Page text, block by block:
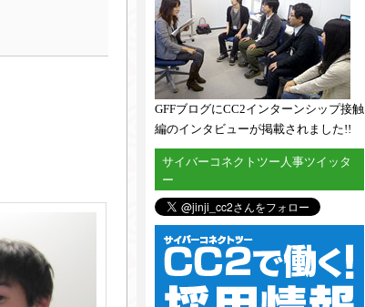
GFFブログにCC2インターンシップ接触
編のインタビューが掲載されました!!
サイバーコネクトツー人事ツイッタ
ー